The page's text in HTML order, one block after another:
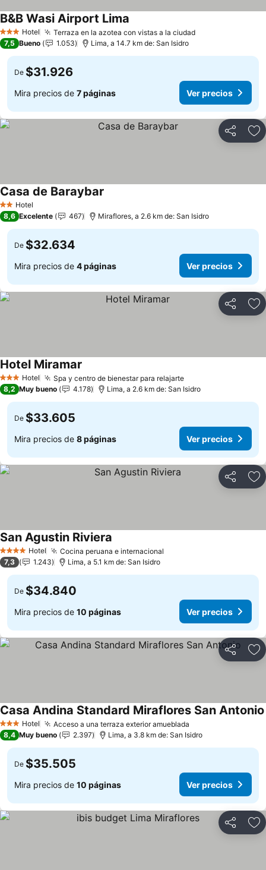
3 Estrellas
Hotel Terraza en la azotea con vistas a la ciudad
B&B Wasi Airport Lima
7,5 Bueno 1.053 Lima, a 14.7 km de: San Isidro
De $31.926
Mira precios de 7 páginas Ver precios
Compartir
2 Estrellas
Hotel
Casa de Baraybar
8,6 Excelente 467 Miraflores, a 2.6 km de: San Isidro
De $32.634
Mira precios de 4 páginas Ver precios
Compartir
3 Estrellas
Hotel Spa y centro de bienestar para relajarte
Hotel Miramar
8,2 Muy bueno 4.178 Lima, a 2.6 km de: San Isidro
De $33.605
Mira precios de 8 páginas Ver precios
Compartir
4 EstrellasHotel Cocina peruana e internacional
San Agustin Riviera
7,3 1.243 Lima, a 5.1 km de: San Isidro
De $34.840
Mira precios de 10 páginas Ver precios
Compartir
3 Estrellas
Hotel Acceso a una terraza exterior amueblada
Casa Andina Standard Miraflores San Antonio
8,4 Muy bueno 2.397 Lima, a 3.8 km de: San Isidro
De $35.505
Mira precios de 10 páginas Ver precios
Compartir